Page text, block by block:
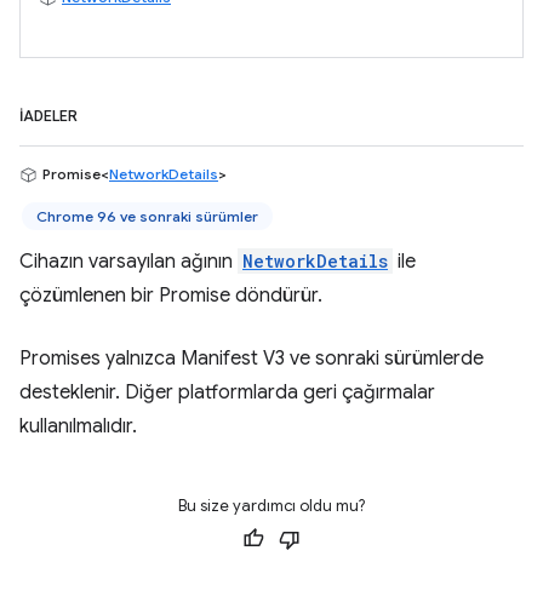
İADELER
Promise<NetworkDetails>
Chrome 96 ve sonraki sürümler
Cihazın varsayılan ağının NetworkDetails ile
çözümlenen bir Promise döndürür.
Promises yalnızca Manifest V3 ve sonraki sürümlerde
desteklenir. Diğer platformlarda geri çağırmalar
kullanılmalıdır.
Bu size yardımcı oldu mu?